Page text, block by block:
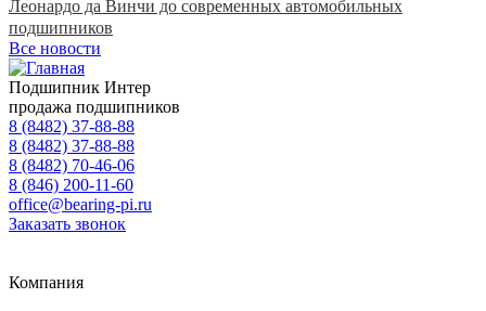
Леонардо да Винчи до современных автомобильных
подшипников
Все новости
Подшипник Интер
продажа подшипников
8 (8482) 37-88-88
8 (8482) 37-88-88
8 (8482) 70-46-06
8 (846) 200-11-60
office@bearing-pi.ru
Заказать звонок
Компания